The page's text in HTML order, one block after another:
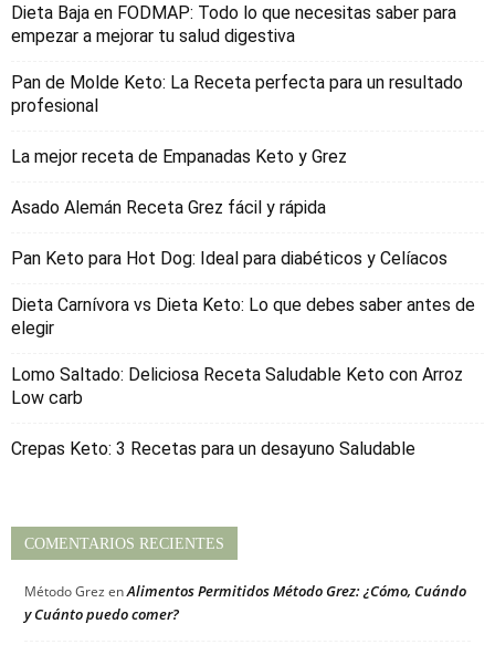
Dieta Baja en FODMAP: Todo lo que necesitas saber para
empezar a mejorar tu salud digestiva
Pan de Molde Keto: La Receta perfecta para un resultado
profesional
La mejor receta de Empanadas Keto y Grez
Asado Alemán Receta Grez fácil y rápida
Pan Keto para Hot Dog: Ideal para diabéticos y Celíacos
Dieta Carnívora vs Dieta Keto: Lo que debes saber antes de
elegir
Lomo Saltado: Deliciosa Receta Saludable Keto con Arroz
Low carb
Crepas Keto: 3 Recetas para un desayuno Saludable
COMENTARIOS RECIENTES
Método Grez enAlimentos Permitidos Método Grez: ¿Cómo, Cuándo
y Cuánto puedo comer?